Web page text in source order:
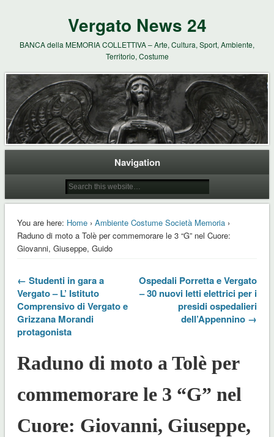
Vergato News 24
BANCA della MEMORIA COLLETTIVA – Arte, Cultura, Sport, Ambiente,
Territorio, Costume
Navigation
You are here: Home› Ambiente Costume Società Memoria›
Raduno di moto a Tolè per commemorare le 3 “G” nel Cuore:
Giovanni, Giuseppe, Guido
← Studenti in gara a
Vergato – L’ Istituto
Comprensivo di Vergato e
Grizzana Morandi
protagonista
Ospedali Porretta e Vergato
– 30 nuovi letti elettrici per i
presidi ospedalieri
dell’Appennino →
Raduno di moto a Tolè per
commemorare le 3 “G” nel
Cuore: Giovanni, Giuseppe,